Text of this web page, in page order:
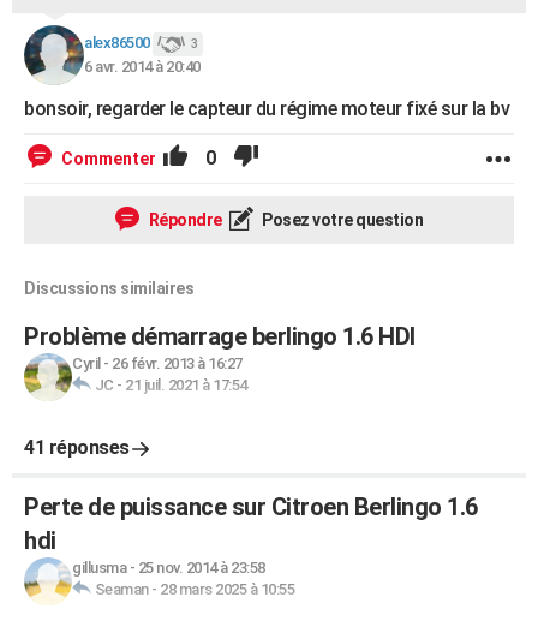
Dictionnaire
Biographies
Citations
Expressions
Proverbes
PROGRAMME TV
COPAINS D'AVANT
alex86500 3
6 avr. 2014 à 20:40
bonsoir, regarder le capteur du régime moteur fixé sur la bv
Commenter 0
Répondre Posez votre question
Discussions similaires
Problème démarrage berlingo 1.6 HDI
Cyril - 26 févr. 2013 à 16:27
JC - 21 juil. 2021 à 17:54
41 réponses
Perte de puissance sur Citroen Berlingo 1.6
hdi
gillusma- 25 nov. 2014 à 23:58
Seaman- 28 mars 2025 à 10:55